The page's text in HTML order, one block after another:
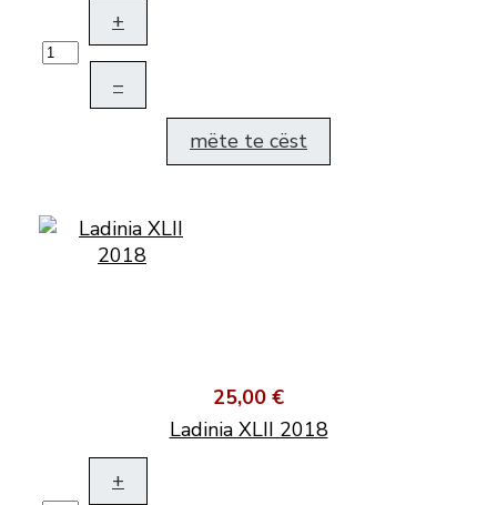
+
–
mëte te cëst
25,00 €
Ladinia XLII 2018
+